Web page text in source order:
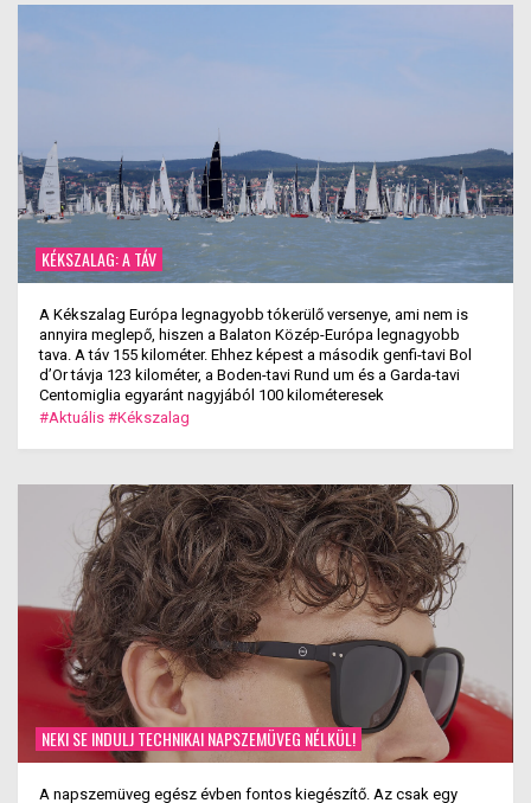
KÉKSZALAG: A TÁV
A Kékszalag Európa legnagyobb tókerülő versenye, ami nem is
annyira meglepő, hiszen a Balaton Közép-Európa legnagyobb
tava. A táv 155 kilométer. Ehhez képest a második genfi-tavi Bol
d’Or távja 123 kilométer, a Boden-tavi Rund um és a Garda-tavi
Centomiglia egyaránt nagyjából 100 kilométeresek
#Aktuális #Kékszalag
NEKI SE INDULJ TECHNIKAI NAPSZEMÜVEG NÉLKÜL!
A napszemüveg egész évben fontos kiegészítő. Az csak egy